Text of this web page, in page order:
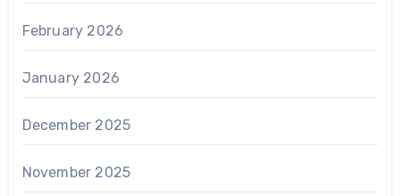
February 2026
January 2026
December 2025
November 2025